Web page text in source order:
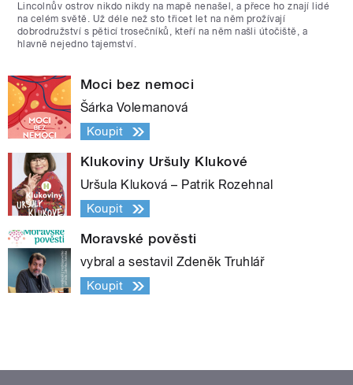
Lincolnův ostrov nikdo nikdy na mapě nenašel, a přece ho znají lidé
na celém světě. Už déle než sto třicet let na něm prožívají
dobrodružství s pěticí trosečníků, kteří na něm našli útočiště, a
hlavně nejedno tajemství.
Moci bez nemoci
Šárka Volemanová
Koupit
Klukoviny Uršuly Klukové
Uršula Kluková – Patrik Rozehnal
Koupit
Moravské pověsti
vybral a sestavil Zdeněk Truhlář
Koupit